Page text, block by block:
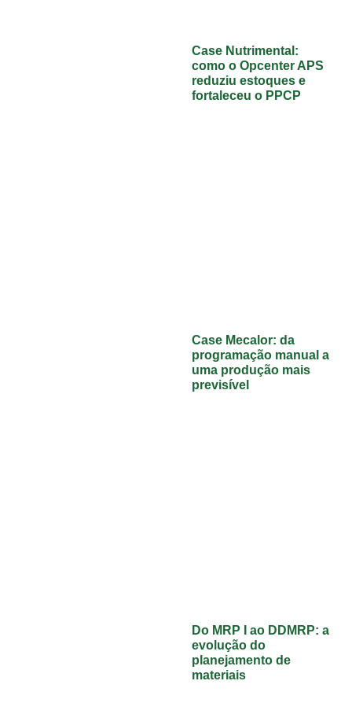
Case Nutrimental:
como o Opcenter APS
reduziu estoques e
fortaleceu o PPCP
Case Mecalor: da
programação manual a
uma produção mais
previsível
Do MRP I ao DDMRP: a
evolução do
planejamento de
materiais